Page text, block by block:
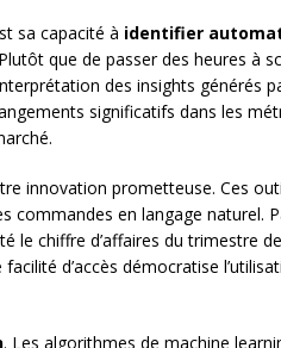
sa capacité à identifier
que de passer des heures à
des insights générés
significatifs dans les
innovation prometteuse. Ces
commandes en langage naturel.
le chiffre d’affaires du trimestre
d’accès démocratise
. Les algorithmes de machine